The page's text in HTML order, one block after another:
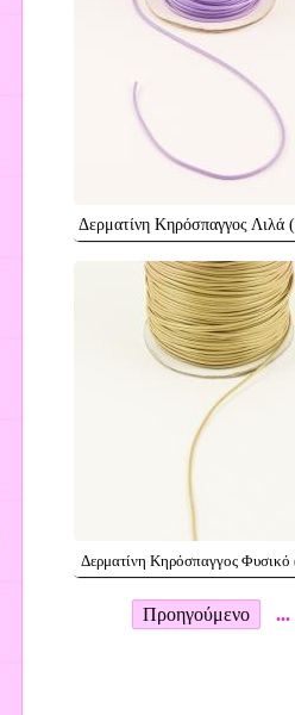
Δερματίνη Κηρόσπαγγος Λιλά
Δερματίνη Κηρόσπαγγος Φυσικό
Προηγούμενο ...